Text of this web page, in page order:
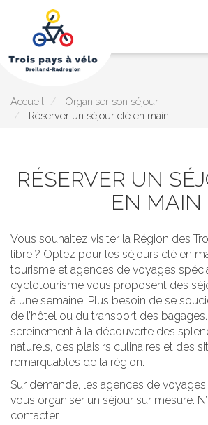
Aller
principal
Accueil
Organiser son séjour
Réserver un séjour clé en main
RÉSERVER UN
EN MAIN
Vous souhaitez visiter la Région des
libre ? Optez pour les séjours clé en
tourisme et agences de voyages
cyclotourisme vous proposent des
à une semaine. Plus besoin de se
de l’hôtel ou du transport des
sereinement à la découverte des
naturels, des plaisirs culinaires et des
remarquables de la région.
Sur demande, les agences de
vous organiser un séjour sur mesure.
contacter.